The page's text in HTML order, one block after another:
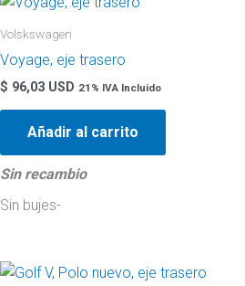
Volskswagen
Voyage, eje trasero
$ 96,03 USD 21% IVA Incluido
Añadir al carrito
Sin recambio
Sin bujes-